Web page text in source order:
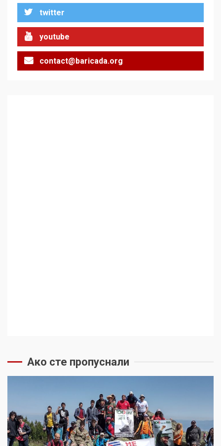
twitter
youtube
contact@baricada.org
Ако сте пропуснали